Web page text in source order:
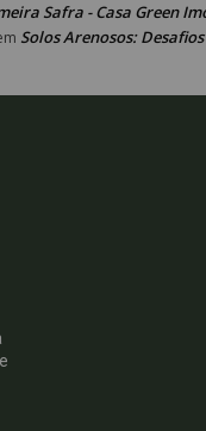
Safra - Casa Green
Solos Arenosos: